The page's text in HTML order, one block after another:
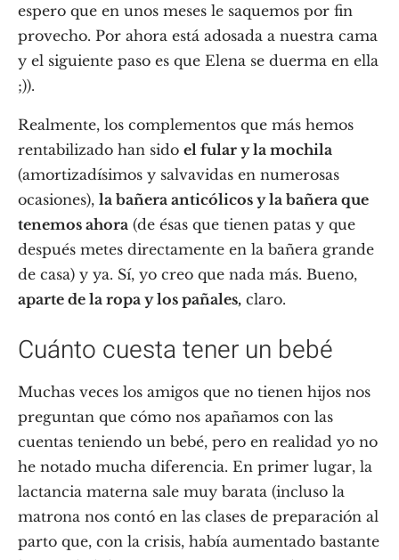
espero que en unos meses le saquemos por fin
provecho. Por ahora está adosada a nuestra cama
y el siguiente paso es que Elena se duerma en ella
;)).
Realmente, los complementos que más hemos
rentabilizado han sido el fular y la mochila
(amortizadísimos y salvavidas en numerosas
ocasiones), la bañera anticólicos y la bañera que
tenemos ahora (de ésas que tienen patas y que
después metes directamente en la bañera grande
de casa) y ya. Sí, yo creo que nada más. Bueno,
aparte de la ropa y los pañales, claro.
Cuánto cuesta tener un bebé
Muchas veces los amigos que no tienen hijos nos
preguntan que cómo nos apañamos con las
cuentas teniendo un bebé, pero en realidad yo no
he notado mucha diferencia. En primer lugar, la
lactancia materna sale muy barata (incluso la
matrona nos contó en las clases de preparación al
parto que, con la crisis, había aumentado bastante